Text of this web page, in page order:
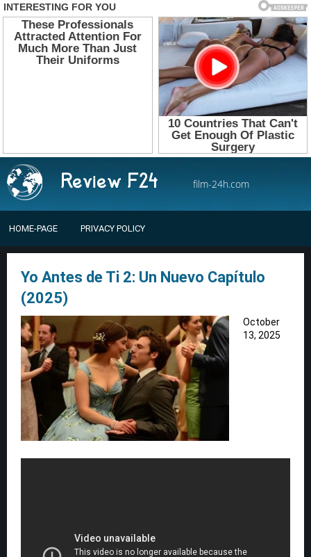
film-24h.com
HOME-PAGE PRIVACY POLICY
Yo Antes de Ti 2: ​​Un Nuevo Capítulo
(2025)
October
13, 2025